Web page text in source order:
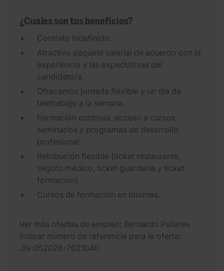
¿Cuáles son tus beneficios?
Contrato indefinido.
Atractivo paquete salarial de acuerdo con la
experiencia y las expectativas del
candidato/a.
Ofrecemos jornada flexible y un día de
teletrabajo a la semana.
Formación continua, acceso a cursos,
seminarios y programas de desarrollo
profesional.
Retribución flexible (ticket restaurante,
seguro médico, ticket guardería y ticket
formación)
Cursos de formación en idiomas.
Ver más ofertas de empleo
Bernardo Pallares
Indicar número de referencia para la oferta
JN-052026-7021040